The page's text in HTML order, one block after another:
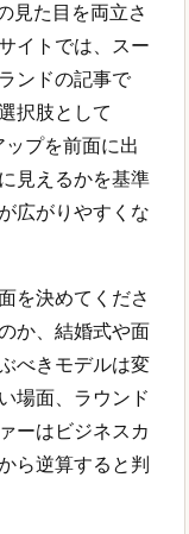
見た目を両立さ
イトでは、スー
ンドの記事で
択肢として
プを前面に出
見えるかを基準
広がりやすくな
を決めてくださ
か、結婚式や面
べきモデルは変
場面、ラウンド
ーはビジネスカ
ら逆算すると判